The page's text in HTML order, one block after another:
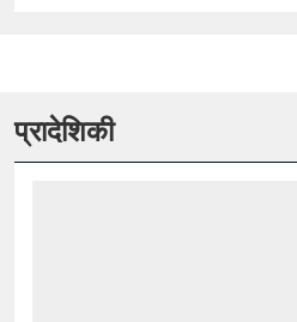
प्रादेशिकी